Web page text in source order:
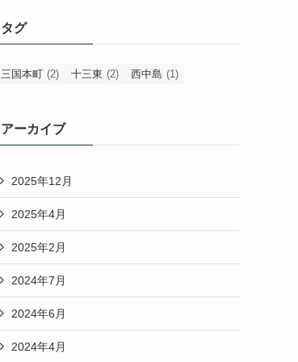
タグ
三国本町 (2) 十三東 (2) 西中島 (1)
アーカイブ
2025年12月
2025年4月
2025年2月
2024年7月
2024年6月
2024年4月